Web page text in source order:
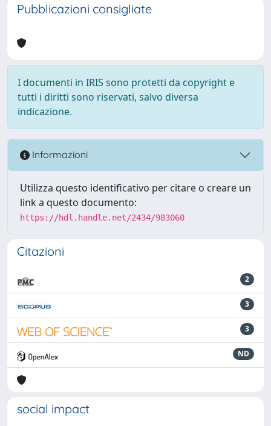
Pubblicazioni consigliate
I documenti in IRIS sono protetti da copyright e
tutti i diritti sono riservati, salvo diversa
indicazione.
Informazioni
Utilizza questo identificativo per citare o creare un
link a questo documento:
https://hdl.handle.net/2434/983060
Citazioni
2
3
3
ND
social impact